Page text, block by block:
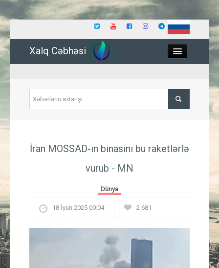
Xalq Cəbhəsi
İqtisadiyyat
Güney Azərbaycan
İran MOSSAD-ın binasını bu raketlərlə
vurub - MN
Dünya
18 İyun 2025 00:04 2 681